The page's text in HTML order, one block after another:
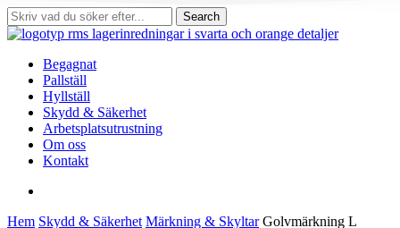
Skip
to
main
content
Search
Close
search
Menu
Begagnat
Pallställ
Hyllställ
Skydd & Säkerhet
Arbetsplatsutrustning
Om oss
Kontakt
Hem Skydd & Säkerhet Märkning & Skyltar Golvmärkning L